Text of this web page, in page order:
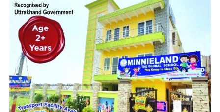
मिलेगा परिवार जैसा घर!
महिला सशक्तिकरण एवं बाल विकास विभाग की ओर से इसके लिए ‘आलंबन
गांव’ विकसित करने की योजना तैयार की जा रही है। इस योजना का उद्देश्य
नारी निकेतन में रहने वाली महिलाओं और बच्चों को सुरक्षित माहौल के साथ-
साथ घर जैसा अपनापन और स्वतंत्रता देना है।
उत्तराखंड में बन रहा ‘आलंबन गांव’